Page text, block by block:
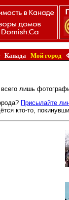
Канада Мой город
лишь
Присылайте
кто-то,